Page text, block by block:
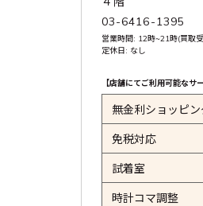
03-6416-1395
営業時間: 12時~21時(買取
定休日: なし
【店舗にてご利用可能なサー
無金利ショッピ
免税対応
試着室
時計コマ調整